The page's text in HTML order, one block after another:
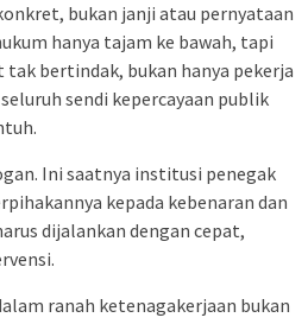
bukan janji atau pernyataan
hanya tajam ke bawah, tapi
bertindak, bukan hanya pekerja
sendi kepercayaan publik
Ini saatnya institusi penegak
kepada kebenaran dan
dijalankan dengan cepat,
ranah ketenagakerjaan bukan